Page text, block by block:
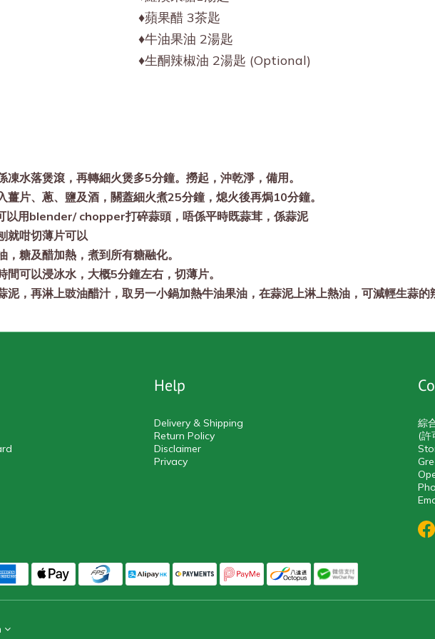
♦️蘋果醋 3茶匙
♦️牛油果油 2湯匙
♦️生酮辣椒油 2湯匙 (Optional)
凍水落煲滾，再轉細火煲多5分鐘。撈起，沖乾淨，備用。
薑片、蔥、鹽及酒，關蓋細火煮25分鐘，熄火後再焗10分鐘。
以用blender/ chopper打碎蒜頭，唔係平時既蒜茸，係蒜泥
就咁切薄片可以
糖及醋加熱，煮到所有糖融化。
間可以浸冰水，大概5分鐘左右，切薄片。
泥，再淋上豉油醋汁，取另一小鍋加熱牛油果油，在蒜泥上淋上熱油，可減輕生蒜
Help
Delivery & Shipping
Return Policy
Disclaimer
Privacy
綜
(許